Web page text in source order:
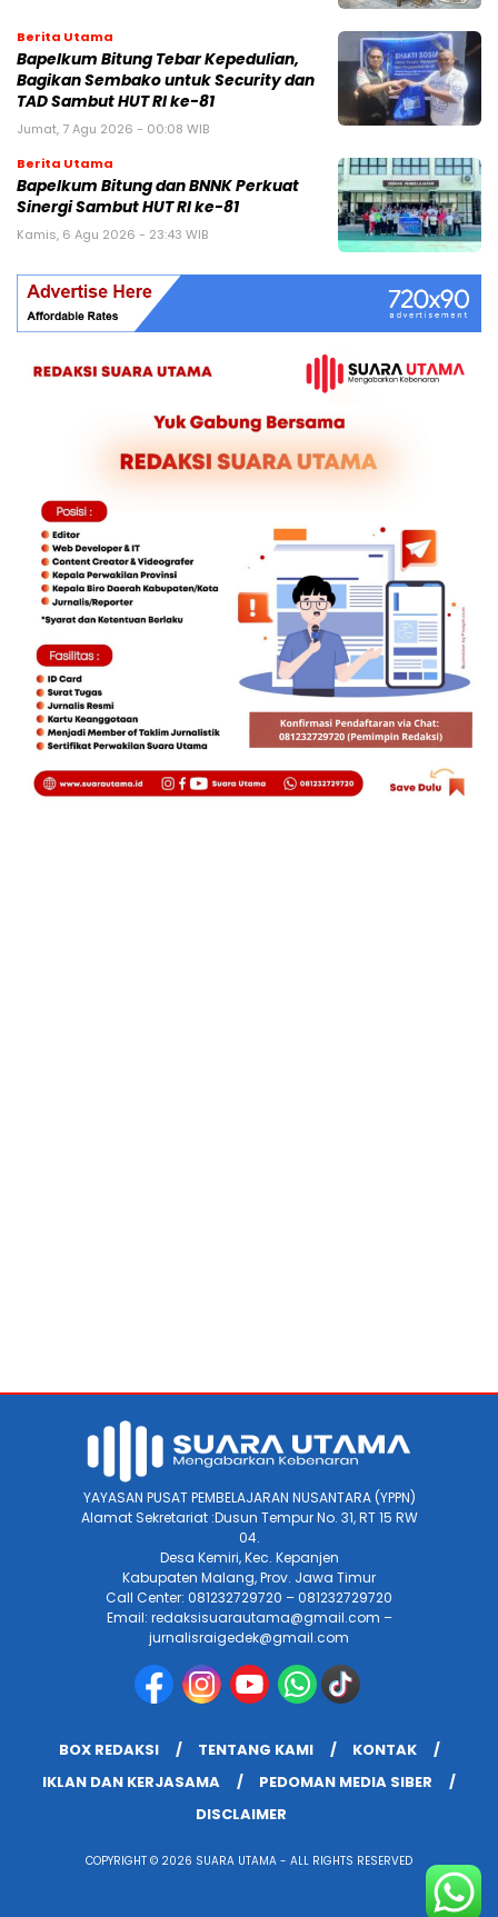
Berita Utama
Bapelkum Bitung Tebar Kepedulian,
Bagikan Sembako untuk Security dan
TAD Sambut HUT RI ke-81
Jumat, 7 Agu 2026 - 00:08 WIB
Berita Utama
Bapelkum Bitung dan BNNK Perkuat
Sinergi Sambut HUT RI ke-81
Kamis, 6 Agu 2026 - 23:43 WIB
YAYASAN PUSAT PEMBELAJARAN NUSANTARA (YPPN)
Alamat Sekretariat :Dusun Tempur No. 31, RT 15 RW
04.
Desa Kemiri, Kec. Kepanjen
Kabupaten Malang, Prov. Jawa Timur
Call Center: 081232729720 – 081232729720
Email: redaksisuarautama@gmail.com –
jurnalisraigedek@gmail.com
BOX REDAKSI TENTANG KAMI
KONTAK
IKLAN DAN KERJASAMA
PEDOMAN MEDIA SIBER
DISCLAIMER
COPYRIGHT © 2026 SUARA UTAMA - ALL RIGHTS RESERVED